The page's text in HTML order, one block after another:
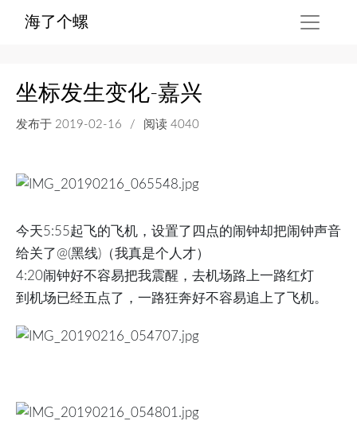
海了个螺
坐标发生变化-嘉兴
发布于 2019-02-16 / 阅读 4040
今天5:55起飞的飞机，设置了四点的闹钟却把闹钟声音
给关了@(黑线)（我真是个人才）
4:20闹钟好不容易把我震醒，去机场路上一路红灯
到机场已经五点了，一路狂奔好不容易追上了飞机。